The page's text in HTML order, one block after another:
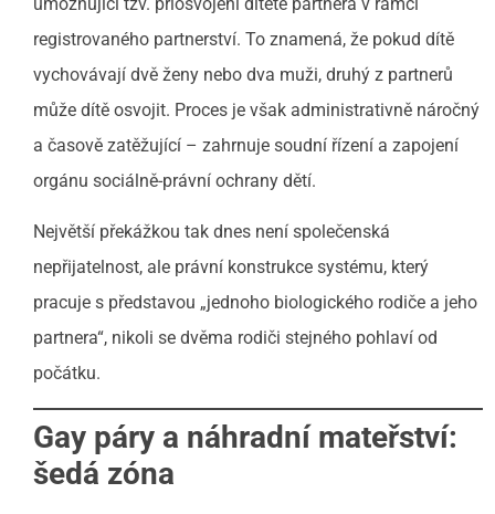
registrovaného partnerství. To znamená, že pokud dítě
vychovávají dvě ženy nebo dva muži, druhý z partnerů
může dítě osvojit. Proces je však administrativně náročný
a časově zatěžující – zahrnuje soudní řízení a zapojení
orgánu sociálně-právní ochrany dětí.
Největší překážkou tak dnes není společenská
nepřijatelnost, ale právní konstrukce systému, který
pracuje s představou „jednoho biologického rodiče a jeho
partnera“, nikoli se dvěma rodiči stejného pohlaví od
počátku.
Gay páry a náhradní mateřství:
šedá zóna